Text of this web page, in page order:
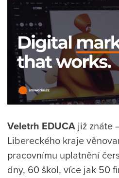
Veletrh EDUCA již znáte
Libereckého kraje
pracovnímu uplatnění
dny, 60 škol, více jak 50